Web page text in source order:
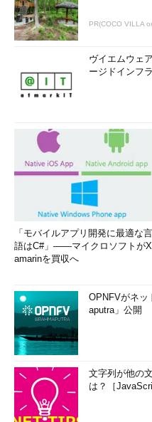
PR(COCO VILLA
ヴイエムウェ
ージドインフ
「モバイルアプリ開発に最適な言
語はC#」――マイクロソフトがX
amarinを買収へ
OPNFVがネッ
aputra」公開
文字列が他の
は？［